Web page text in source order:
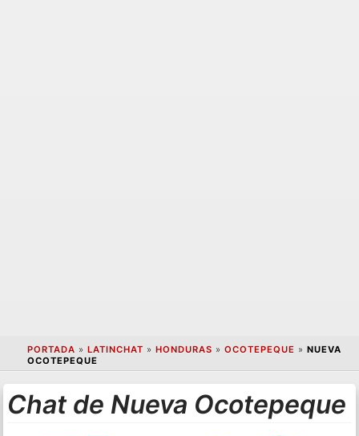
PORTADA » LATINCHAT » HONDURAS » OCOTEPEQUE » NUEVA
OCOTEPEQUE
Chat de Nueva Ocotepeque